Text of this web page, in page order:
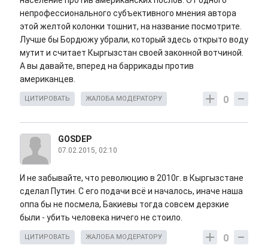
непрофессионального субъективного мнения автора
этой желтой колонки тошнит, на название посмотрите.
Лучше бы Бордюжу убрали, кoторый здесь открыто воду
мутит и считает Кыргызстан своей законной вотчиной.
А вы давайте, вперед на баррикады против
американцев.
0
ЦИТИРОВАТЬ ЖАЛОБА МОДЕРАТОРУ
GOSDEP
07.02.2015, 02:10
И не забывайте, что революцию в 2010г. в Кыргызстане
сделал Путин. С его подачи всё и началось, иначе наша
оппа бы не посмела, Бакиевы тогда совсем дерзкие
были - убить человека ничего не стоило.
0
ЦИТИРОВАТЬ ЖАЛОБА МОДЕРАТОРУ